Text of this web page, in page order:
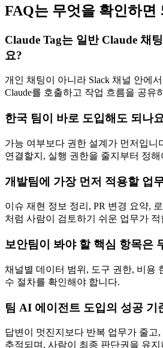
FAQ는 무엇을 확인하면
Claude Tag는 일반 Claude 채
요?
개인 채팅이 아니라 Slack 채널 안에
Claude를 호출하고 작업 흐름을 공유
한국 팀이 바로 도입해도 되나
가능 여부보다 권한 설계가 먼저입니
연결할지, 실행 권한을 줄지부터 정해
개발팀에 가장 먼저 적용할 업
이슈 재현 정보 정리, PR 변경 요약,
처럼 사람이 검토하기 쉬운 업무가 적
보안팀이 봐야 할 핵심 항목은
채널별 데이터 범위, 도구 권한, 비용
수 절차를 확인해야 합니다.
팀 AI 에이전트 도입의 성공 기
답변이 멋진지보다 반복 업무가 줄고,
추적되며, 사람이 최종 판단권을 유